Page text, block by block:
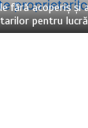
fără acoperiș și
pentru